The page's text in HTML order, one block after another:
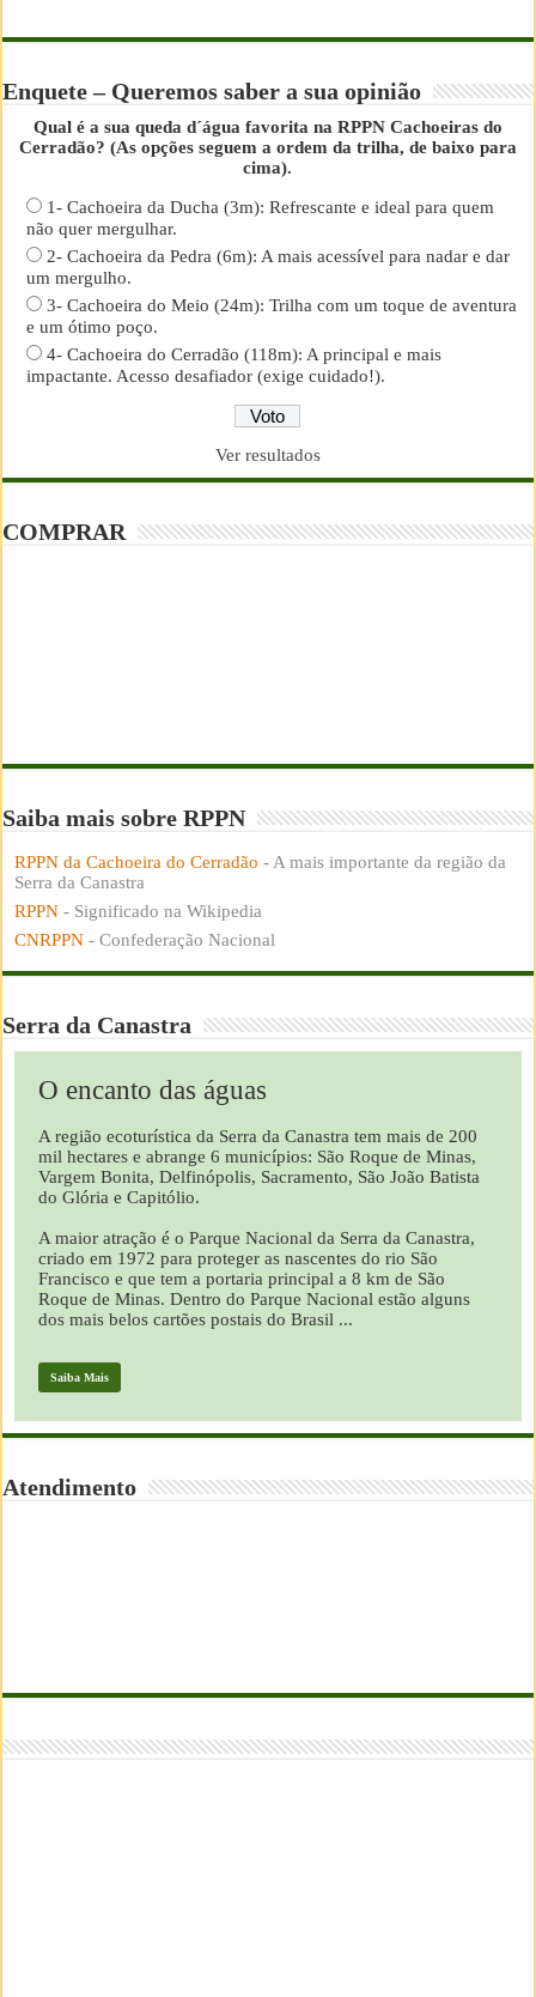
Enquete – Queremos saber a sua opinião
Qual é a sua queda d´água favorita na RPPN Cachoeiras do
Cerradão? (As opções seguem a ordem da trilha, de baixo para
cima).
1- Cachoeira da Ducha (3m): Refrescante e ideal para quem
não quer mergulhar.
2- Cachoeira da Pedra (6m): A mais acessível para nadar e dar
um mergulho.
3- Cachoeira do Meio (24m): Trilha com um toque de aventura
e um ótimo poço.
4- Cachoeira do Cerradão (118m): A principal e mais
impactante. Acesso desafiador (exige cuidado!).
Ver resultados
COMPRAR
Saiba mais sobre RPPN
RPPN da Cachoeira do Cerradão - A mais importante da região da
Serra da Canastra
RPPN - Significado na Wikipedia
CNRPPN - Confederação Nacional
Serra da Canastra
O encanto das águas
A região ecoturística da Serra da Canastra tem mais de 200
mil hectares e abrange 6 municípios: São Roque de Minas,
Vargem Bonita, Delfinópolis, Sacramento, São João Batista
do Glória e Capitólio.
A maior atração é o Parque Nacional da Serra da Canastra,
criado em 1972 para proteger as nascentes do rio São
Francisco e que tem a portaria principal a 8 km de São
Roque de Minas. Dentro do Parque Nacional estão alguns
dos mais belos cartões postais do Brasil ...
Saiba Mais
Atendimento